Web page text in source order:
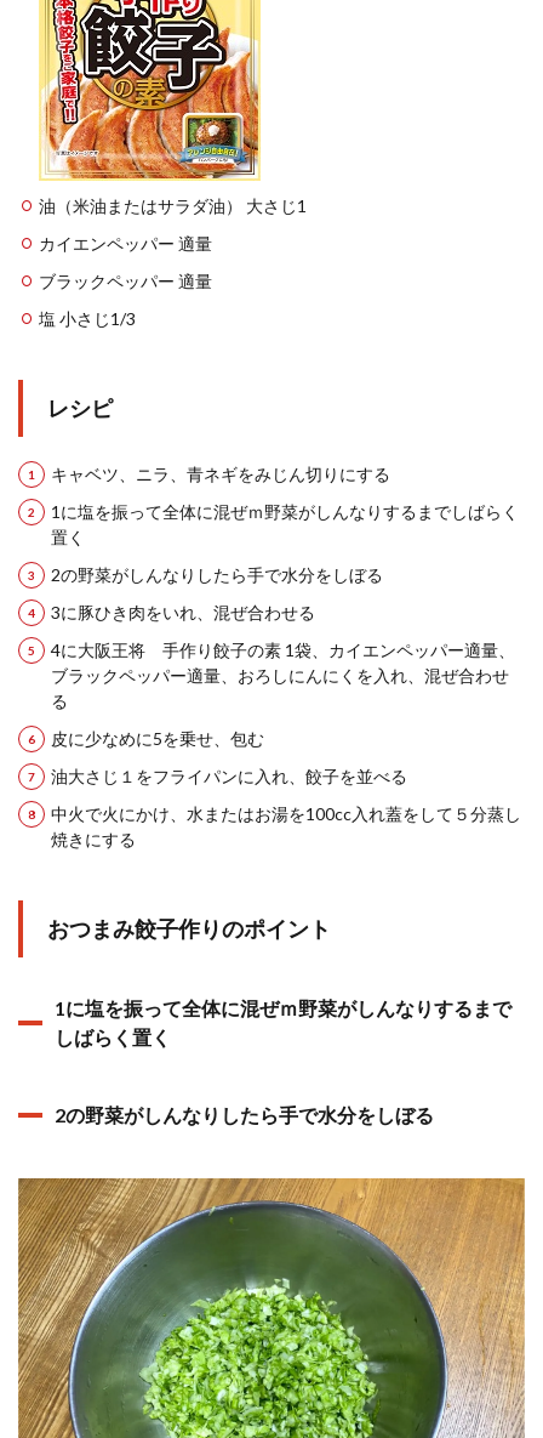
油（米油またはサラダ油） 大さじ1
カイエンペッパー 適量
ブラックペッパー 適量
塩 小さじ1/3
レシピ
キャベツ、ニラ、青ネギをみじん切りにする
1に塩を振って全体に混ぜｍ野菜がしんなりするまでしばらく
置く
2の野菜がしんなりしたら手で水分をしぼる
3に豚ひき肉をいれ、混ぜ合わせる
4に大阪王将 手作り餃子の素 1袋、カイエンペッパー適量、
ブラックペッパー適量、おろしにんにくを入れ、混ぜ合わせ
る
皮に少なめに5を乗せ、包む
油大さじ１をフライパンに入れ、餃子を並べる
中火で火にかけ、水またはお湯を100cc入れ蓋をして５分蒸し
焼きにする
おつまみ餃子作りのポイント
1に塩を振って全体に混ぜｍ野菜がしんなりするまで
しばらく置く
2の野菜がしんなりしたら手で水分をしぼる